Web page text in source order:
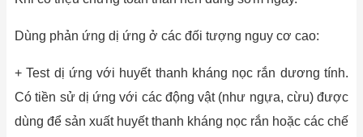
Dùng phản ứng dị ứng ở các đối tượng nguy cơ cao:
+ Test dị ứng với huyết thanh kháng nọc rắn dương tính.
Có tiền sử dị ứng với các động vật (như ngựa, cừu) được
dùng để sản xuất huyết thanh kháng nọc rắn hoặc các chế